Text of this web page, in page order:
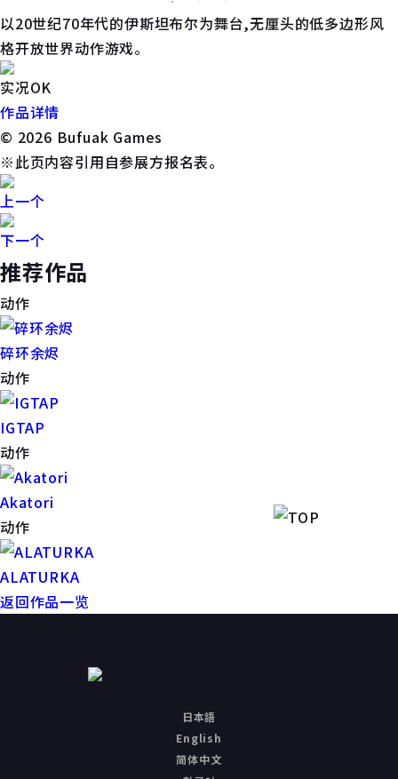
以20世纪70年代的伊斯坦布尔为舞台,无厘头的低多边形风
格开放世界动作游戏。
实况OK
作品详情
© 2026 Bufuak Games
※此页内容引用自参展方报名表。
上一个
下一个
推荐作品
动作
碎环余烬
动作
IGTAP
动作
Akatori
动作
ALATURKA
返回作品一览
日本語
English
简体中文